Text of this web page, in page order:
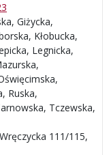
Giżycka,
Kłobucka,
Legnicka,
Ruska,
Tczewska,
111/115,